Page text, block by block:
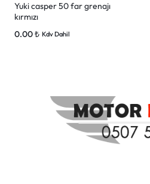
Yuki casper 50 far grenajı
kırmızı
0.00₺ Kdv Dahil